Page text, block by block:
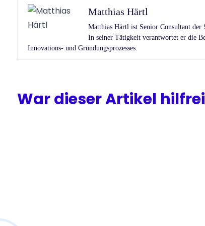
Matthias Härtl
Matthias Härtl ist Senior Consultant der
In seiner Tätigkeit verantwortet er die
Innovations- und Gründungsprozesses.
War dieser Artikel